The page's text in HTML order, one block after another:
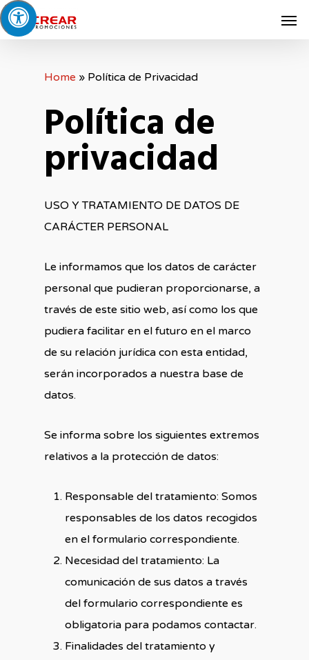
Skip
to
Home » Política de Privacidad
Política de
privacidad
USO Y TRATAMIENTO DE DATOS DE
CARÁCTER PERSONAL
Le informamos que los datos de carácter
personal que pudieran proporcionarse, a
través de este sitio web, así como los que
pudiera facilitar en el futuro en el marco
de su relación jurídica con esta entidad,
serán incorporados a nuestra base de
datos.
Se informa sobre los siguientes extremos
relativos a la protección de datos:
Responsable del tratamiento: Somos
responsables de los datos recogidos
en el formulario correspondiente.
Necesidad del tratamiento: La
comunicación de sus datos a través
del formulario correspondiente es
obligatoria para podamos contactar.
Finalidades del tratamiento y